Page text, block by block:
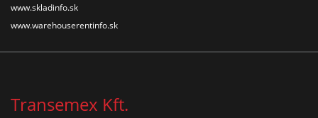
www.skladinfo.sk
www.warehouserentinfo.sk
Transemex Kft.